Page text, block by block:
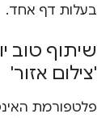
בעלות דף אחד.
שיתוף טוב
'צילום אזור'
פלטפורמת